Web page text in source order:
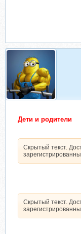
Дети и родители
Скрытый текст.
Скрытый текст.